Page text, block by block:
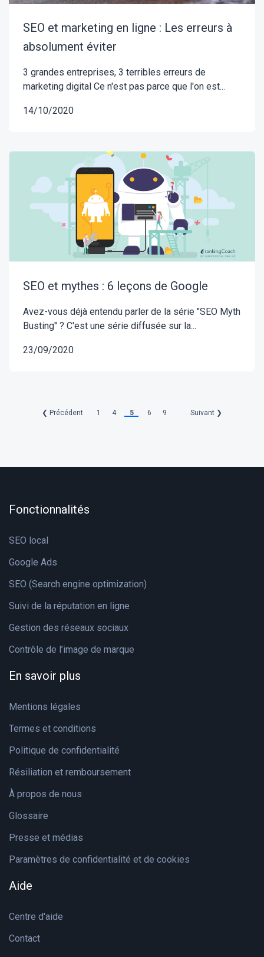
SEO et marketing en ligne : Les erreurs à
absolument éviter
3 grandes entreprises, 3 terribles erreurs de
marketing digital Ce n'est pas parce que l'on est...
14/10/2020
SEO et mythes : 6 leçons de Google
Avez-vous déjà entendu parler de la série "SEO Myth
Busting" ? C'est une série diffusée sur la...
23/09/2020
❮ Précédent 1 4 5 6 9 Suivant ❯
Fonctionnalités
SEO local
Google Ads
SEO (Search engine optimization)
Suivi de la réputation en ligne
Gestion des réseaux sociaux
Contrôle de l’image de marque
En savoir plus
Mentions légales
Termes et conditions
Politique de confidentialité
Résiliation et remboursement
À propos de nous
Glossaire
Presse et médias
Paramètres de confidentialité et de cookies
Aide
Centre d'aide
Contact